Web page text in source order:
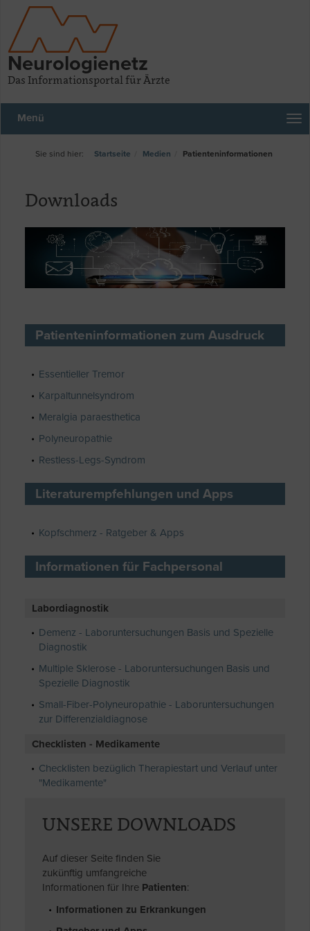
Neurologienetz
Das Informationsportal für Ärzte
Menü
Startseite Medien Patienteninformationen
Downloads
Patienteninformationen zum Ausdruck
Essentieller Tremor
Karpaltunnelsyndrom
Meralgia paraesthetica
Polyneuropathie
Restless-Legs-Syndrom
Literaturempfehlungen und Apps
Kopfschmerz - Ratgeber & Apps
Informationen für Fachpersonal
Labordiagnostik
Demenz - Laboruntersuchungen Basis und Spezielle
Diagnostik
Multiple Sklerose - Laboruntersuchungen Basis und
Spezielle Diagnostik
Small-Fiber-Polyneuropathie - Laboruntersuchungen
zur Differenzialdiagnose
Checklisten - Medikamente
Checklisten bezüglich Therapiestart und Verlauf unter
"Medikamente"
UNSERE DOWNLOADS
Auf dieser Seite finden Sie
zukünftig umfangreiche
Informationen für Ihre Patienten:
Informationen zu Erkrankungen